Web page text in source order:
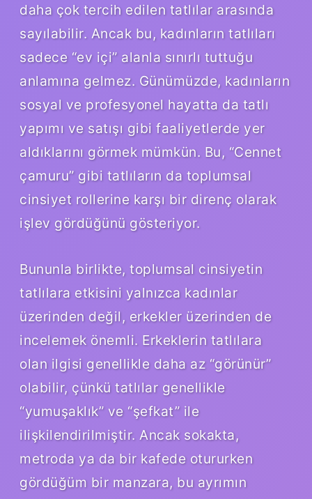
daha çok tercih edilen tatlılar arasında
sayılabilir. Ancak bu, kadınların tatlıları
sadece “ev içi” alanla sınırlı tuttuğu
anlamına gelmez. Günümüzde, kadınların
sosyal ve profesyonel hayatta da tatlı
yapımı ve satışı gibi faaliyetlerde yer
aldıklarını görmek mümkün. Bu, “Cennet
çamuru” gibi tatlıların da toplumsal
cinsiyet rollerine karşı bir direnç olarak
işlev gördüğünü gösteriyor.
Bununla birlikte, toplumsal cinsiyetin
tatlılara etkisini yalnızca kadınlar
üzerinden değil, erkekler üzerinden de
incelemek önemli. Erkeklerin tatlılara
olan ilgisi genellikle daha az “görünür”
olabilir, çünkü tatlılar genellikle
“yumuşaklık” ve “şefkat” ile
ilişkilendirilmiştir. Ancak sokakta,
metroda ya da bir kafede otururken
gördüğüm bir manzara, bu ayrımın